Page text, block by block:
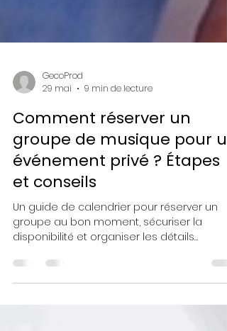
GecoProd
9 min de lecture
Comment réserver un
groupe de musique pour un
événement privé ? Étapes
et conseils
groupe au bon moment, sécuriser la
disponibilité et organiser les détails